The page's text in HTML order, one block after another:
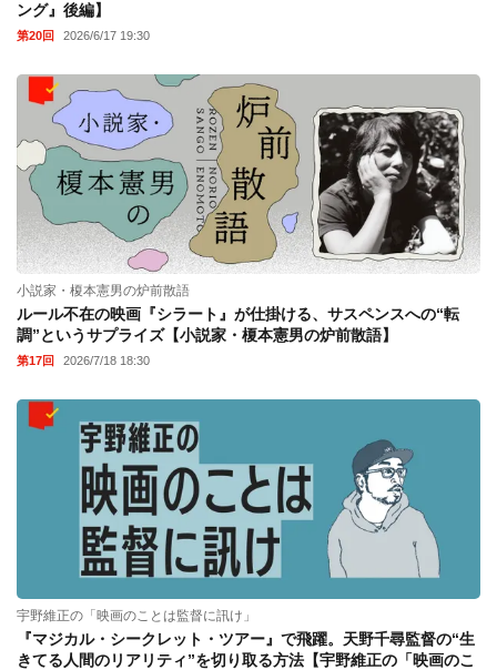
ング』後編】
第20回 2026/6/17 19:30
小説家・榎本憲男の炉前散語
ルール不在の映画『シラート』が仕掛ける、サスペンスへの“転
調”というサプライズ【小説家・榎本憲男の炉前散語】
第17回 2026/7/18 18:30
宇野維正の「映画のことは監督に訊け」
『マジカル・シークレット・ツアー』で飛躍。天野千尋監督の“生
きてる人間のリアリティ”を切り取る方法【宇野維正の「映画のこ